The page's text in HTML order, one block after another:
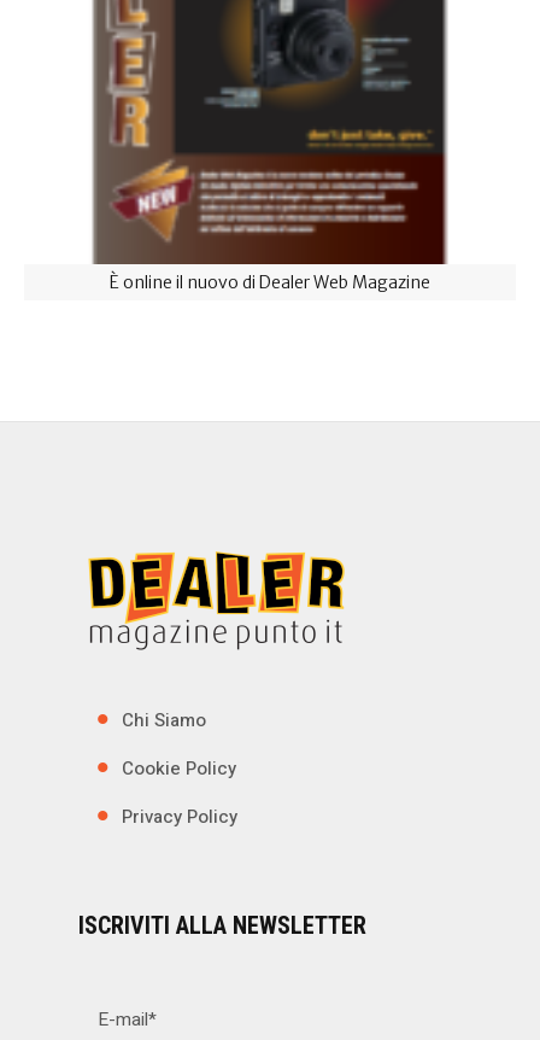
È online il nuovo di Dealer Web Magazine
Chi Siamo
Cookie Policy
Privacy Policy
ISCRIVITI ALLA NEWSLETTER
E-mail*